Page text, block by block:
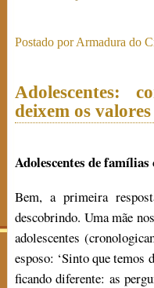
Postado porArmadura do
Adolescentes:
deixem os
Adolescentes de famílias
Bem, a primeira
descobrindo. Uma mãe
adolescentes
esposo: ‘Sinto que temos
ficando diferente: as